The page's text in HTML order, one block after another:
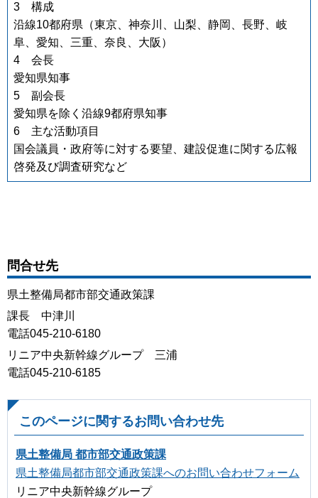
3 構成
沿線10都府県（東京、神奈川、山梨、静岡、長野、岐
阜、愛知、三重、奈良、大阪）
4 会長
愛知県知事
5 副会長
愛知県を除く沿線9都府県知事
6 主な活動項目
国会議員・政府等に対する要望、建設促進に関する広報
啓発及び調査研究など
問合せ先
県土整備局都市部交通政策課
課長 中津川
電話045-210-6180
リニア中央新幹線グループ 三浦
電話045-210-6185
このページに関するお問い合わせ先
県土整備局 都市部交通政策課
県土整備局都市部交通政策課へのお問い合わせフォーム
リニア中央新幹線グループ